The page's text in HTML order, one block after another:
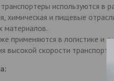
используются в
химическая и пищевые
материалов.
применяются в логистике и
высокой скорости